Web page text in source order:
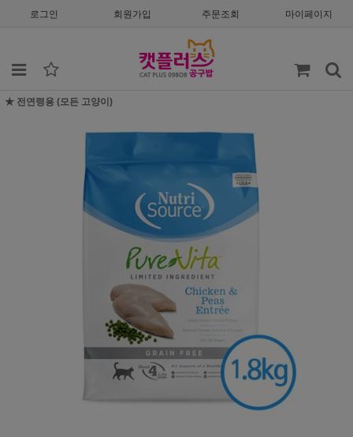
로그인 회원가입 주문조회 마이페이지
★ 전연령용 (모든 고양이)